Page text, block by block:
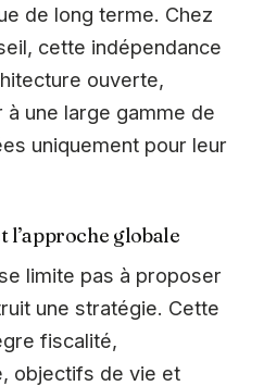
de long terme. Chez
cette indépendance
ouverte,
à une large gamme de
uniquement pour leur
l’approche globale
limite pas à proposer
une stratégie. Cette
fiscalité,
objectifs de vie et